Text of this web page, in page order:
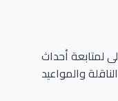
أحداث
والمواعيد